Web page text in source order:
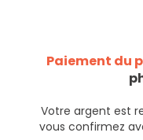
Paiement du
Votre argent est
vous confirmez